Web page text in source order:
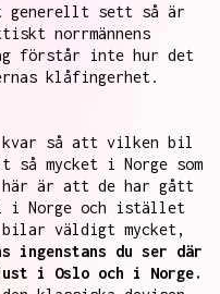
generellt sett så är
norrmännens
förstår inte hur det
klåfingerhet.
kvar så att vilken bil
mycket i Norge som
här är att de har gått
i Norge och istället
väldigt mycket,
ingenstans du ser där
i Oslo och i Norge.